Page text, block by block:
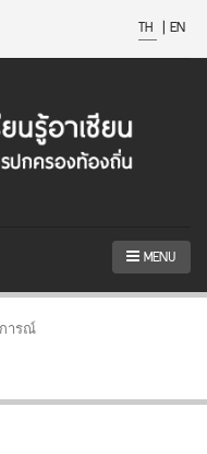
TH | EN
MENU
ารณ์